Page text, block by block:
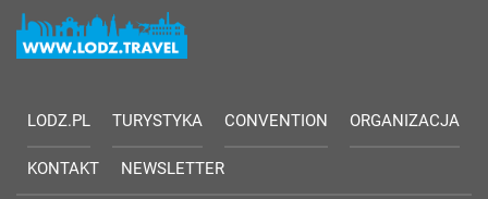
LODZ.PL TURYSTYKA CONVENTION ORGANIZACJA
KONTAKT NEWSLETTER